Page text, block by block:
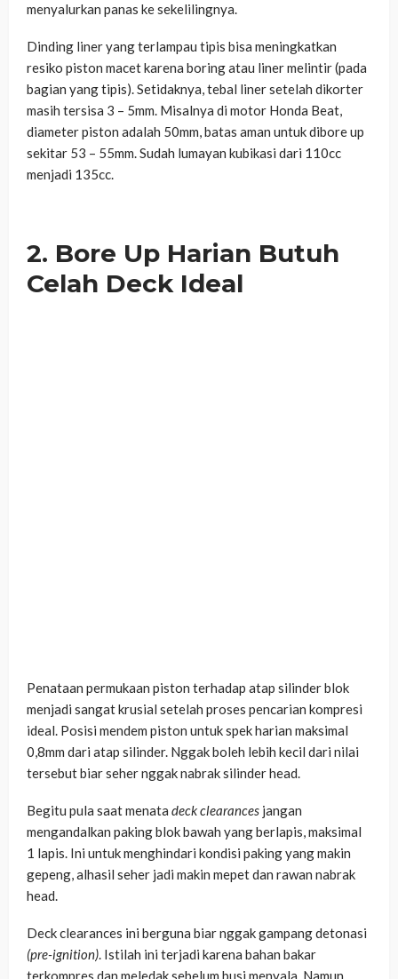
menyalurkan panas ke sekelilingnya.
Dinding liner yang terlampau tipis bisa meningkatkan
resiko piston macet karena boring atau liner melintir (pada
bagian yang tipis). Setidaknya, tebal liner setelah dikorter
masih tersisa 3 – 5mm. Misalnya di motor Honda Beat,
diameter piston adalah 50mm, batas aman untuk dibore up
sekitar 53 – 55mm. Sudah lumayan kubikasi dari 110cc
menjadi 135cc.
2. Bore Up Harian Butuh
Celah Deck Ideal
Penataan permukaan piston terhadap atap silinder blok
menjadi sangat krusial setelah proses pencarian kompresi
ideal. Posisi mendem piston untuk spek harian maksimal
0,8mm dari atap silinder. Nggak boleh lebih kecil dari nilai
tersebut biar seher nggak nabrak silinder head.
Begitu pula saat menata deck clearances jangan
mengandalkan paking blok bawah yang berlapis, maksimal
1 lapis. Ini untuk menghindari kondisi paking yang makin
gepeng, alhasil seher jadi makin mepet dan rawan nabrak
head.
Deck clearances ini berguna biar nggak gampang detonasi
(pre-ignition). Istilah ini terjadi karena bahan bakar